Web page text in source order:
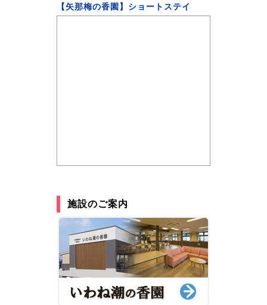
【矢那梅の香園】ショートステイ
施設のご案内